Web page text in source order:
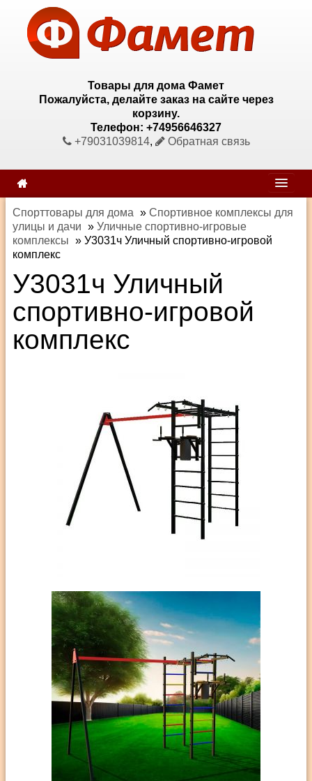
Товары для дома Фамет
Пожалуйста, делайте заказ на сайте через
корзину.
Телефон: +74956646327
+79031039814, Обратная связь
Спорттовары для дома » Спортивное комплексы для
улицы и дачи » Уличные спортивно-игровые
комплексы » У3031ч Уличный спортивно-игровой
комплекс
У3031ч Уличный
спортивно-игровой
комплекс